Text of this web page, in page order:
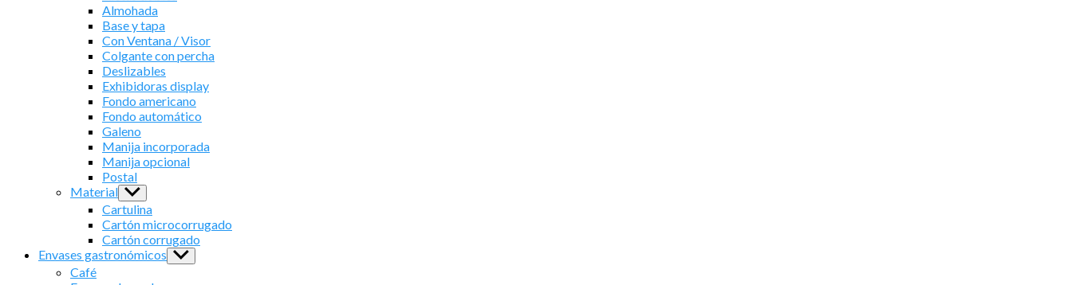
Almohada
Base y tapa
Con Ventana / Visor
Colgante con percha
Deslizables
Exhibidoras display
Fondo americano
Fondo automático
Galeno
Manija incorporada
Manija opcional
Postal
Material Show
sub
menu
Cartulina
Cartón microcorrugado
Cartón corrugado
Envases gastronómicos Show
sub
Café